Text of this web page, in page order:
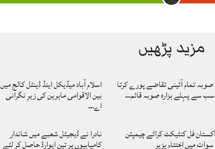
مزید پڑھیں
اسلام آباد میڈیکل اینڈ ڈینٹل کالج میں
بین الاقوامی ماہرین کی زیرِ نگرانی
اے…
صوبہ تمام آئینی تقاضے پورے کرتا
سے پہلے ہزارہ صوبہ قائم…
نادرا نے ڈیجیٹل شعبے میں شاندار
کامیابیوں پر تین ایوارڈ حاصل کر لئے
فل کنٹیکٹ کراٹے چیمپئن
میں اختتام پزیر